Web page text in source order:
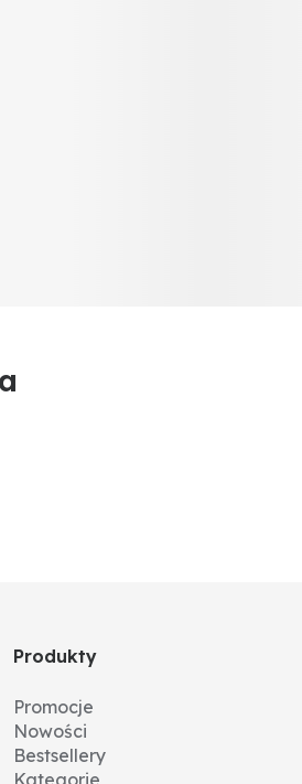
Produkty
Promocje
Nowości
Bestsellery
Kategorie